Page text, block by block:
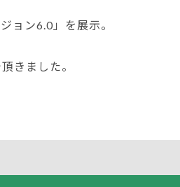
ョン6.0」を展示。
きました。